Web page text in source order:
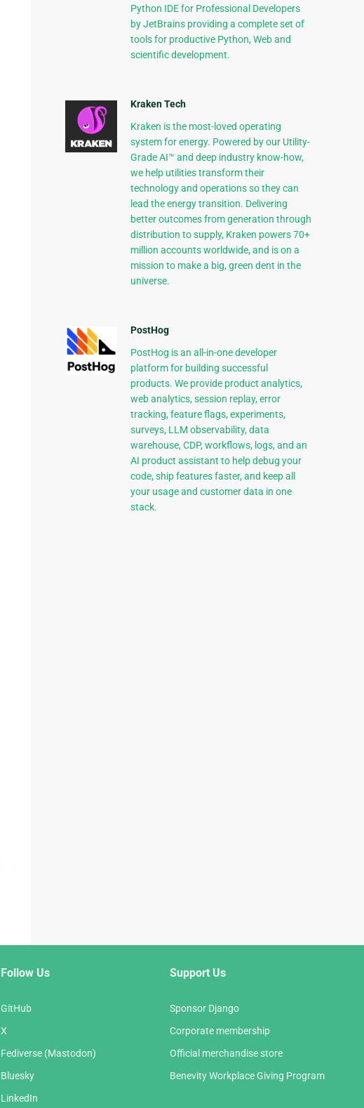
Python IDE for Professional Developers
by JetBrains providing a complete set of
tools for productive Python, Web and
scientific development.
Kraken Tech
Kraken is the most-loved operating
system for energy. Powered by our Utility-
Grade AI™ and deep industry know-how,
we help utilities transform their
technology and operations so they can
lead the energy transition. Delivering
better outcomes from generation through
distribution to supply, Kraken powers 70+
million accounts worldwide, and is on a
mission to make a big, green dent in the
universe.
PostHog
PostHog is an all-in-one developer
platform for building successful
products. We provide product analytics,
web analytics, session replay, error
tracking, feature flags, experiments,
surveys, LLM observability, data
warehouse, CDP, workflows, logs, and an
AI product assistant to help debug your
code, ship features faster, and keep all
your usage and customer data in one
stack.
Follow Us
GitHub
X
Fediverse (Mastodon)
Bluesky
LinkedIn
Support Us
Sponsor Django
Corporate membership
Official merchandise store
Benevity Workplace Giving Program